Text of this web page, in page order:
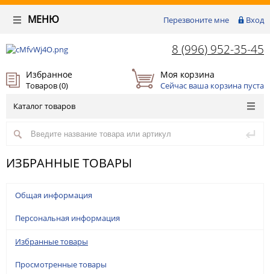
Перезвоните мне Вход
МЕНЮ
8 (996) 952-35-45
Избранное
Товаров (0)
Моя корзина
Сейчас ваша корзина пуста
Каталог товаров
ИЗБРАННЫЕ ТОВАРЫ
Общая информация
Персональная информация
Избранные товары
Просмотренные товары